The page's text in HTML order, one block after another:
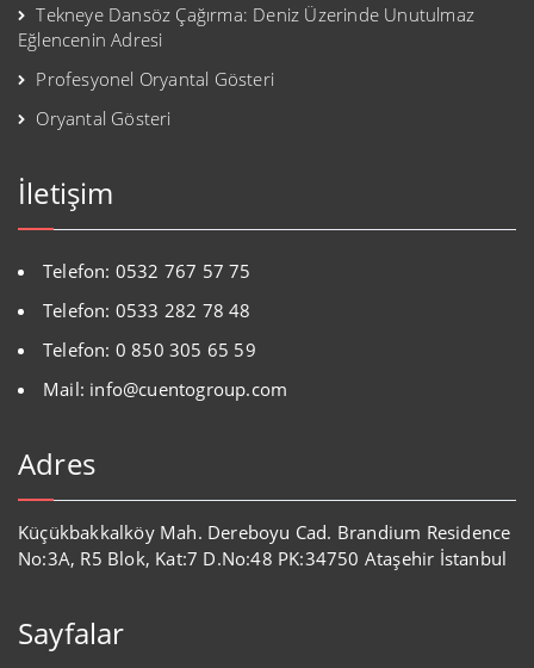
Tekneye Dansöz Çağırma: Deniz Üzerinde Unutulmaz
Eğlencenin Adresi
Profesyonel Oryantal Gösteri
Oryantal Gösteri
İletişim
Telefon: 0532 767 57 75
Telefon: 0533 282 78 48
Telefon: 0 850 305 65 59
Mail: info@cuentogroup.com
Adres
Küçükbakkalköy Mah. Dereboyu Cad. Brandium Residence
No:3A, R5 Blok, Kat:7 D.No:48 PK:34750 Ataşehir İstanbul
Sayfalar